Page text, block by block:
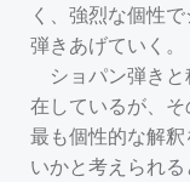
く、強烈な個性
弾きあげていく。
ショパン弾きと
在しているが、
最も個性的な解
いかと考えられ